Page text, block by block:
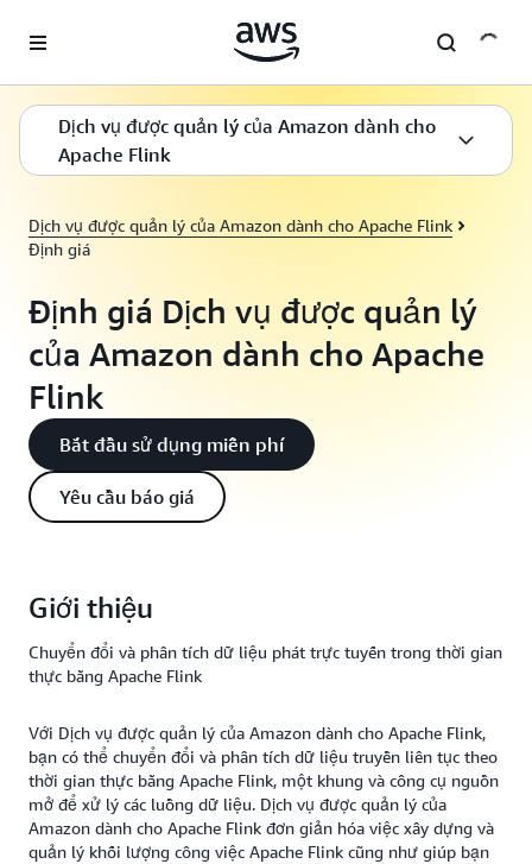
Dịch vụ được quản lý của Amazon dành cho
Apache Flink
Dịch vụ được quản lý của Amazon dành cho Apache Flink
Định giá
Định giá Dịch vụ được quản lý
của Amazon dành cho Apache
Flink
Bắt đầu sử dụng miễn phí
Yêu cầu báo giá
Giới thiệu
Chuyển đổi và phân tích dữ liệu phát trực tuyến trong thời gian
thực bằng Apache Flink
Với Dịch vụ được quản lý của Amazon dành cho Apache Flink,
bạn có thể chuyển đổi và phân tích dữ liệu truyền liên tục theo
thời gian thực bằng Apache Flink, một khung và công cụ nguồn
mở để xử lý các luồng dữ liệu. Dịch vụ được quản lý của
Amazon dành cho Apache Flink đơn giản hóa việc xây dựng và
quản lý khối lượng công việc Apache Flink cũng như giúp bạn